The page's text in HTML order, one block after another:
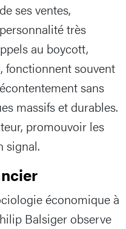
ses ventes,
très
au boycott,
fonctionnent souvent
sans
massifs et durables.
promouvoir les
signal.
économique à
Balsiger observe